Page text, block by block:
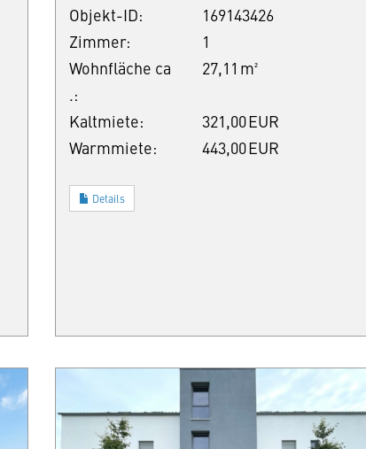
Objekt-ID:
169143426
Zimmer:
1
Wohnfläche ca
.:
27,11 m²
Kaltmiete:
321,00 EUR
Warmmiete:
443,00 EUR
Details